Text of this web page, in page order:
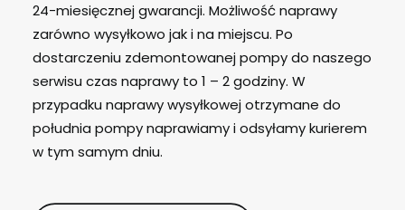
24-miesięcznej gwarancji. Możliwość naprawy
zarówno wysyłkowo jak i na miejscu. Po
dostarczeniu zdemontowanej pompy do naszego
serwisu czas naprawy to 1 – 2 godziny. W
przypadku naprawy wysyłkowej otrzymane do
południa pompy naprawiamy i odsyłamy kurierem
w tym samym dniu.